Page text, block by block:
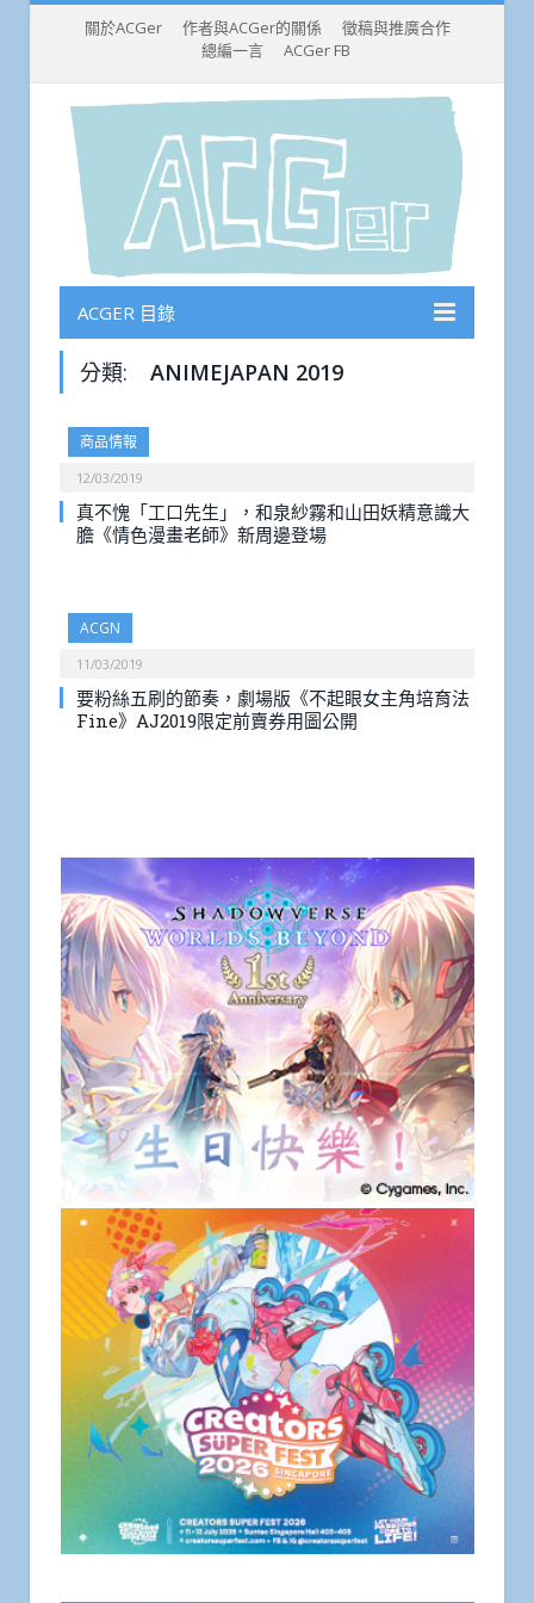
關於ACGer 作者與ACGer的關係
徵稿與推廣合作
總編一言
ACGer FB
ACGER 目錄
分類: ANIMEJAPAN 2019
商品情報
12/03/2019
真不愧「工口先生」，和泉紗霧和山田妖精意識大
膽《情色漫畫老師》新周邊登場
ACGN
11/03/2019
要粉絲五刷的節奏，劇場版《不起眼女主角培育法
Fine》AJ2019限定前賣券用圖公開